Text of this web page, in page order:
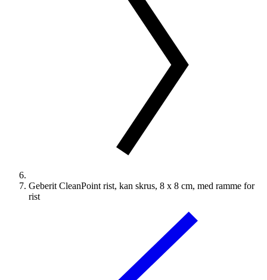
Geberit CleanPoint rist, kan skrus, 8 x 8 cm, med ramme for
rist